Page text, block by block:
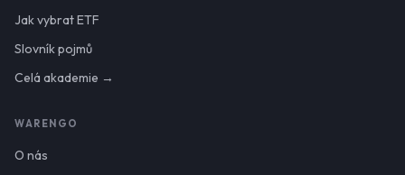
Jak vybrat ETF
Slovník pojmů
Celá akademie →
WARENGO
O nás